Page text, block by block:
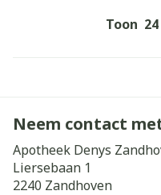
Toon
Neem contact
Apotheek Denys
Liersebaan 1
2240 Zandhoven